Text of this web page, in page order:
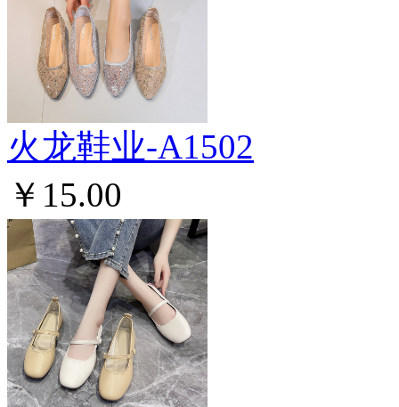
火龙鞋业-A1502
￥15.00